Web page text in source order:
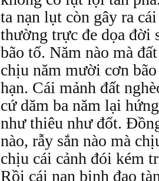
ta nạn lụt còn gây ra
thường trực đe dọa đời
bão tố. Năm nào mà
chịu năm mười cơn
hạn. Cái mảnh đất
cứ dăm ba năm lại
như thiêu như đốt.
nào, rẫy sắn nào mà
chịu cái cảnh đói kém
Rồi cái nạn binh đao